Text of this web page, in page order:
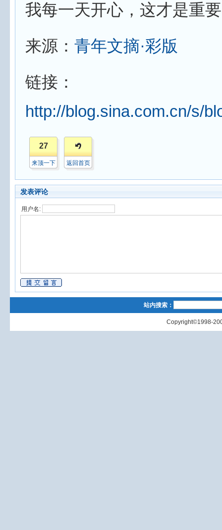
我每一天开心，这才是重
来源： 青年文摘·彩版
链接：
http://blog.sina.com.cn/s/
27
来顶一下 返回首页
发表评论
用户名:
站内搜索：
Copyright©1998-